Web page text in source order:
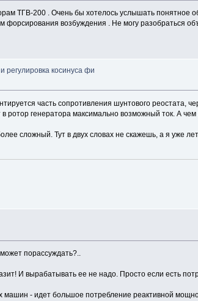
ТГВ-200 . Очень бы хотелось услышать
форсирования возбуждения . Не могу разобраться
регулировка косинуса фи
часть сопротивления шунтового реостата,
ротор генератора максимально возможный ток. А
сложный. Тут в двух словах не скажешь, а я уже
порассуждать?..
И вырабатывать ее не надо. Просто если есть
машин - идет большое потребление реактивной